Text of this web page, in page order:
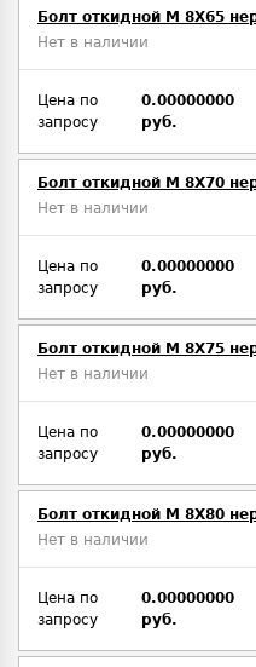
Болт откидной M 8Х65
Нет в наличии
Цена по
запросу
0.00000000
руб.
Болт откидной M 8Х70
Нет в наличии
Цена по
запросу
0.00000000
руб.
Болт откидной M 8Х75
Нет в наличии
Цена по
запросу
0.00000000
руб.
Болт откидной M 8Х80
Нет в наличии
Цена по
запросу
0.00000000
руб.